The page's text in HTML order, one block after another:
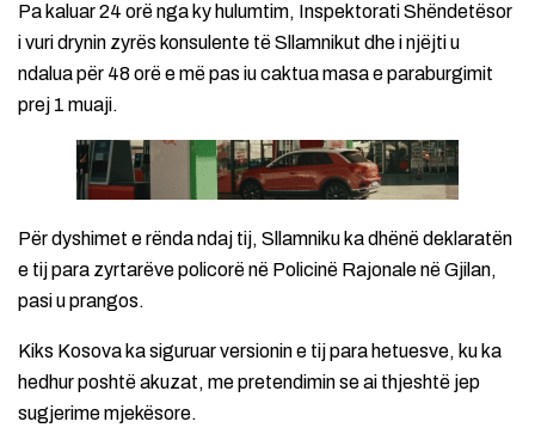
Pa kaluar 24 orë nga ky hulumtim, Inspektorati Shëndetësor
i vuri drynin zyrës konsulente të Sllamnikut dhe i njëjti u
ndalua për 48 orë e më pas iu caktua masa e paraburgimit
prej 1 muaji.
Për dyshimet e rënda ndaj tij, Sllamniku ka dhënë deklaratën
e tij para zyrtarëve policorë në Policinë Rajonale në Gjilan,
pasi u prangos.
Kiks Kosova ka siguruar versionin e tij para hetuesve, ku ka
hedhur poshtë akuzat, me pretendimin se ai thjeshtë jep
sugjerime mjekësore.